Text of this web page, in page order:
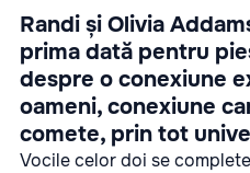
Randi și Olivia
prima dată pentru
despre o conexiune
oameni, conexiune
comete, prin tot
Vocile celor doi se